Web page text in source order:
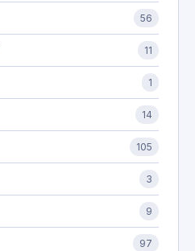
56
11
1
14
105
3
9
97